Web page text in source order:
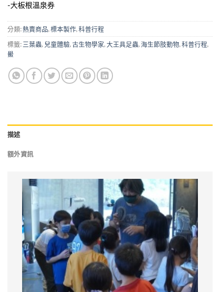
-大板根溫泉券
分類:熱賣商品,標本製作,科普行程
標籤:三葉蟲, 兒童體驗,古生物學家,大王具足蟲,海生節肢動物,科普行程,
鱟
描述
額外資訊